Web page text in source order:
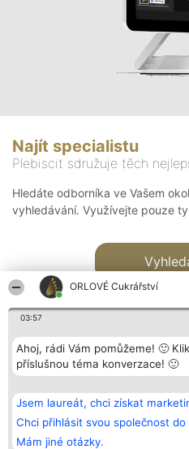
ORLOVÉ Cukrářství
03:57
Ahoj, rádi Vám pomůžeme! 🙂
příslušnou téma konverzace! 🙂
Jsem laureát, chci získat
Chci přihlásit svou společnost do
Mám jiné otázky.
Najít specialistu
Plebiscit sdružuje těch
Hledáte odborníka ve Vašem
vyhledávání. Využívejte pouze
Bright Side Solutions sp. z o.
o. sp. k.
ul. Ruska 22
Wrocław 50-079
KRS 0000749100 | Regon
Vítězové
Seznam
laureátů
Zásady